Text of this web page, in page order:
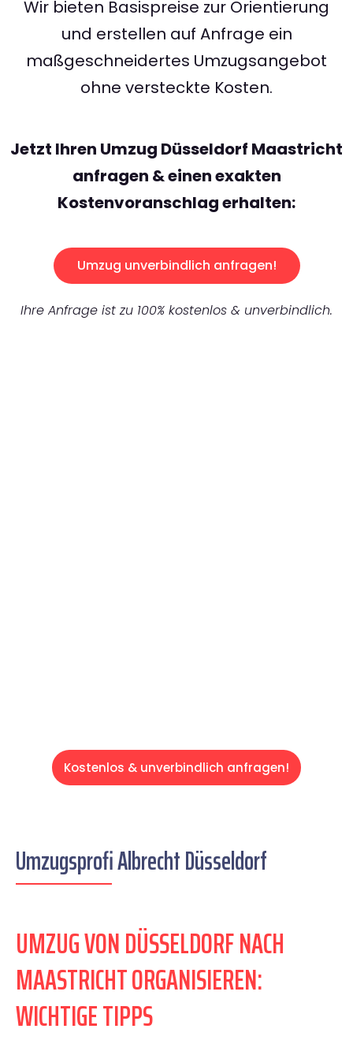
Wir bieten Basispreise zur Orientierung
und erstellen auf Anfrage ein
maßgeschneidertes Umzugsangebot
ohne versteckte Kosten.
Jetzt Ihren Umzug Düsseldorf Maastricht
anfragen & einen exakten
Kostenvoranschlag erhalten:
Umzug unverbindlich anfragen!
Ihre Anfrage ist zu 100% kostenlos & unverbindlich.
Kostenlos & unverbindlich anfragen!
Umzugsprofi Albrecht Düsseldorf
UMZUG VON DÜSSELDORF NACH
MAASTRICHT ORGANISIEREN:
WICHTIGE TIPPS